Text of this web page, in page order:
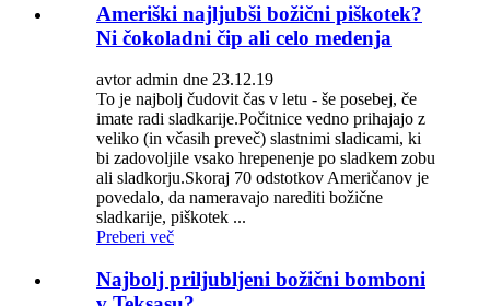
Ameriški najljubši božični piškotek?
Ni čokoladni čip ali celo medenja
avtor admin dne 23.12.19
To je najbolj čudovit čas v letu - še posebej, če
imate radi sladkarije.Počitnice vedno prihajajo z
veliko (in včasih preveč) slastnimi sladicami, ki
bi zadovoljile vsako hrepenenje po sladkem zobu
ali sladkorju.Skoraj 70 odstotkov Američanov je
povedalo, da nameravajo narediti božične
sladkarije, piškotek ...
Preberi več
Najbolj priljubljeni božični bomboni